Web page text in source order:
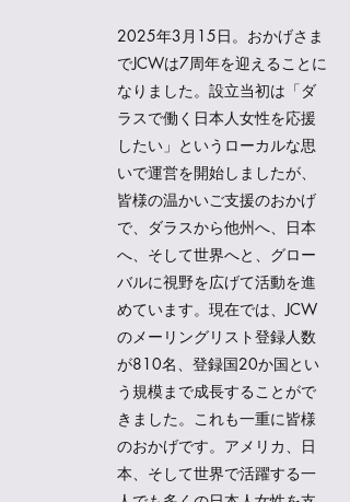
2025年3月15日。おかげさま
でJCWは7周年を迎えることに
なりました。設立当初は「ダ
ラスで働く日本人女性を応援
したい」というローカルな思
いで運営を開始しましたが、
皆様の温かいご支援のおかげ
で、ダラスから他州へ、日本
へ、そして世界へと、グロー
バルに視野を広げて活動を進
めています。現在では、JCW
のメーリングリスト登録人数
が810名、登録国20か国とい
う規模まで成長することがで
きました。これも一重に皆様
のおかげです。アメリカ、日
本、そして世界で活躍する一